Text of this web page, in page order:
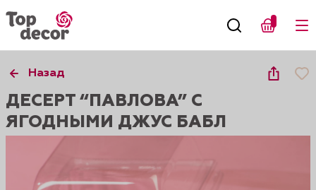
Назад
ДЕСЕРТ “ПАВЛОВА” С
ЯГОДНЫМИ ДЖУС БАБЛ